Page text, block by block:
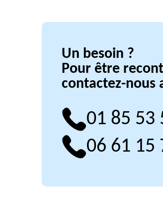
Un besoin ?
Pour être
contactez-nous
01 85 53
06 61 15